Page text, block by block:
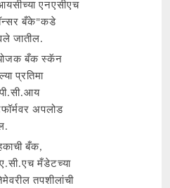
एनएसीएच
बँके"कडे
जातील.
बँक स्कॅन
प्रतिमा
अपलोड
बँक,
मँडेटच्या
तपशीलांची